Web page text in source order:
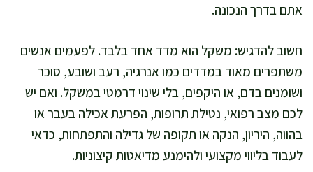
אתם בדרך הנכונה.
חשוב להדגיש: משקל הוא מדד אחד בלבד. לפעמים אנשים
משתפרים מאוד במדדים כמו אנרגיה, רעב ושובע, סוכר
ושומנים בדם, או היקפים, בלי שינוי דרמטי במשקל. ואם יש
לכם מצב רפואי, נטילת תרופות, הפרעת אכילה בעבר או
בהווה, היריון, הנקה או תקופה של גדילה והתפתחות, כדאי
לעבוד בליווי מקצועי ולהימנע מדיאטות קיצוניות.